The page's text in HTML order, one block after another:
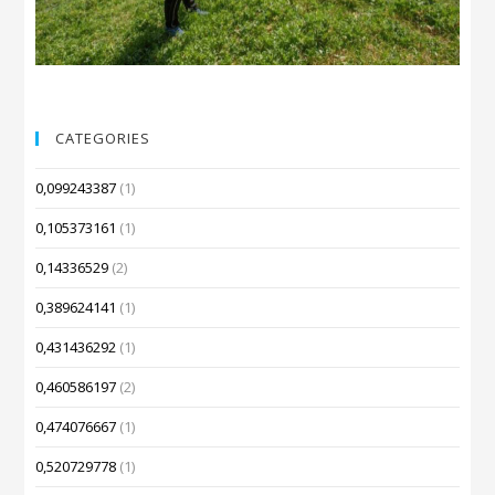
CATEGORIES
0,099243387 (1)
0,105373161 (1)
0,14336529 (2)
0,389624141 (1)
0,431436292 (1)
0,460586197 (2)
0,474076667 (1)
0,520729778 (1)